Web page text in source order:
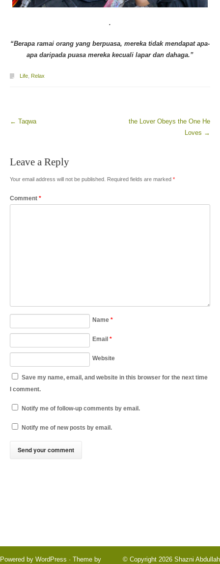
.
“Berapa ramai orang yang berpuasa, mereka tidak mendapat apa-
apa daripada puasa mereka kecuali lapar dan dahaga.”
Life, Relax
Post navigation
← Taqwa
the Lover Obeys the One He
Loves →
Leave a Reply
Your email address will not be published. Required fields are marked *
Comment *
Name*
Email*
Website
Save my name, email, and website in this browser for the next time
I comment.
Notify me of follow-up comments by email.
Notify me of new posts by email.
Powered by WordPress · Theme by © Copyright 2026 Shazni Abdullah